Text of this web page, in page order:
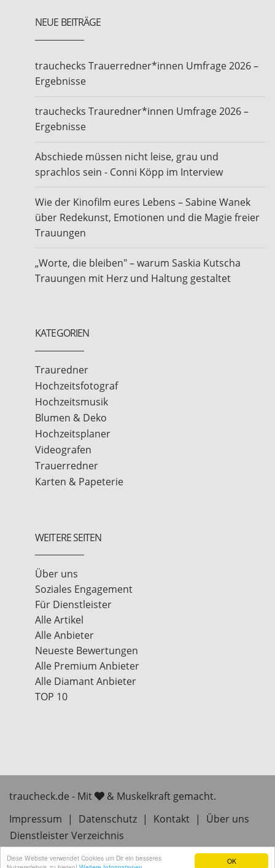
OK
Diese Website verwendet Cookies um Dir ein besseres
NEUE BEITRÄGE
trauchecks Trauerredner*innen Umfrage 2026 –
Ergebnisse
trauchecks Trauredner*innen Umfrage 2026 –
Ergebnisse
Abschiede müssen nicht leise, grau und
sprachlos sein - Conni Köpp im Interview
Wie der Kinofilm eures Lebens – Sabine Wanek
über Redekunst, Emotionen und die Magie freier
Trauungen
„Worte, die bleiben" – warum Saskia Kutscha
Trauungen mit Herz und Haltung gestaltet
KATEGORIEN
Trauredner
Hochzeitsfotograf
Hochzeitsmusik
Blumen & Deko
Hochzeitsplaner
Videografen
Trauerredner
Karten & Papeterie
WEITERE SEITEN
Über uns
Soziales Engagement
Für Dienstleister
Alle Artikel
Alle Anbieter
Neueste Bewertungen
Alle Premium Anbieter
Alle Diamant Anbieter
TOP 10
traucheck.de - Mit
& Muskelkraft gemacht.
Impressum
| Datenschutz | Kontakt |
Über uns
Dienstleister Verzeichnis